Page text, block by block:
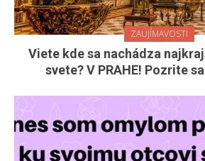
ZAUJÍMAVOSTI
Viete kde sa nachádza
svete? V PRAHE! Pozrite